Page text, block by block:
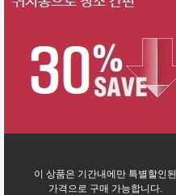
이 상품은 기간내에만 특별할인된
가격으로 구매 가능합니다.